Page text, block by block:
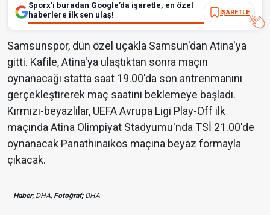
Sporx’i buradan Google’da işaretle, en özel
haberlere ilk sen ulaş!
İŞARETLE
Samsunspor, dün özel uçakla Samsun'dan Atina'ya
gitti. Kafile, Atina'ya ulaştıktan sonra maçın
oynanacağı statta saat 19.00'da son antrenmanını
gerçekleştirerek maç saatini beklemeye başladı.
Kırmızı-beyazlılar, UEFA Avrupa Ligi Play-Off ilk
maçında Atina Olimpiyat Stadyumu'nda TSİ 21.00'de
oynanacak Panathinaikos maçına beyaz formayla
çıkacak.
Haber;DHA, Fotoğraf;DHA